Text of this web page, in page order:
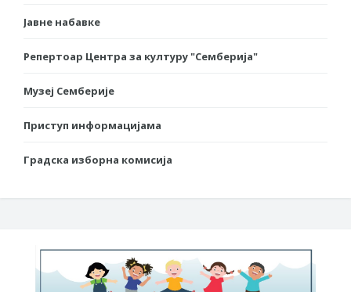
Јавне набавке
Репертоар Центра за културу "Семберија"
Музеј Семберије
Приступ информацијама
Градска изборна комисија